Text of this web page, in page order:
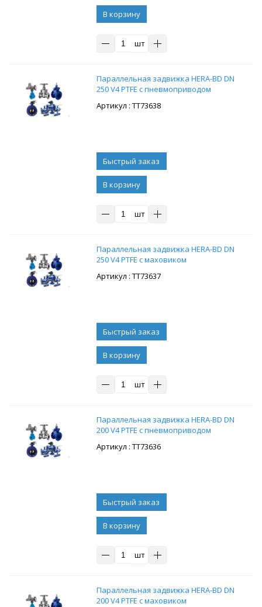
В корзину
шт
Параллельная задвижка HERA-BD DN
250 V4 PTFE с пневмоприводом
: ТТ73638
В корзину
шт
Параллельная задвижка HERA-BD DN
250 V4 PTFE с маховиком
: ТТ73637
В корзину
шт
Параллельная задвижка HERA-BD DN
200 V4 PTFE с пневмоприводом
: ТТ73636
В корзину
шт
Параллельная задвижка HERA-BD DN
200 V4 PTFE с маховиком